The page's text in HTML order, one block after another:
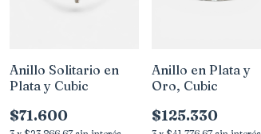
Anillo Solitario en
Plata y Cubic
$71.600
Anillo en Plata y
Oro, Cubic
$125.330